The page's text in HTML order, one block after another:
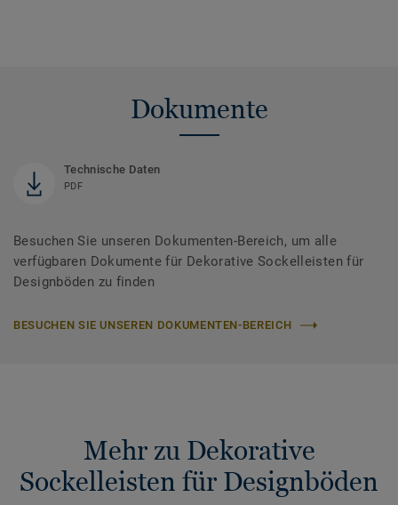
Dokumente
Technische Daten
PDF
Besuchen Sie unseren Dokumenten-Bereich, um alle
verfügbaren Dokumente für Dekorative Sockelleisten für
Designböden zu finden
BESUCHEN SIE UNSEREN DOKUMENTEN-BEREICH
Mehr zu Dekorative
Sockelleisten für Designböden